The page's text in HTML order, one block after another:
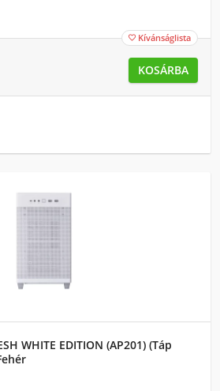
 Kívánságlista
KOSÁRBA
WHITE EDITION (AP201) (Táp